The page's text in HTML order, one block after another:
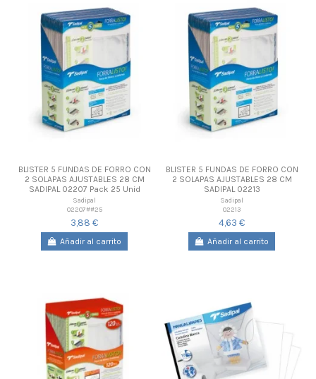
BLISTER 5 FUNDAS DE FORRO CON
2 SOLAPAS AJUSTABLES 28 CM
SADIPAL 02207 Pack 25 Unid
Sadipal
02207##25
3,88 €
Añadir al carrito
BLISTER 5 FUNDAS DE FORRO CON
2 SOLAPAS AJUSTABLES 28 CM
SADIPAL 02213
Sadipal
02213
4,63 €
Añadir al carrito